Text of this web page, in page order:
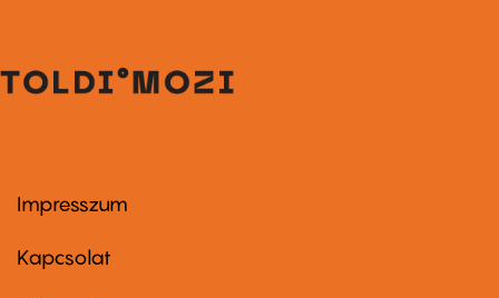
Footer
first
Impresszum
Kapcsolat